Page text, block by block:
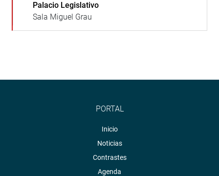
Palacio Legislativo
Sala Miguel Grau
PORTAL
Inicio
Noticias
Contrastes
Agenda